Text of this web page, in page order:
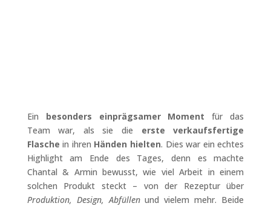
Ein besonders einprägsamer Moment für das
Team war, als sie die erste verkaufsfertige
Flasche in ihren Händen hielten. Dies war ein echtes
Highlight am Ende des Tages, denn es machte
Chantal & Armin bewusst, wie viel Arbeit in einem
solchen Produkt steckt – von der Rezeptur über
Produktion, Design, Abfüllenund vielem mehr. Beide